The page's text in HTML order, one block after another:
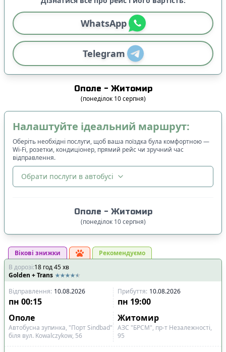
WhatsApp
Telegram
Ополе - Житомир
(понеділок 10 серпня)
Налаштуйте ідеальний маршрут:
Оберіть необхідні послуги, щоб ваша поїздка була комфортною —
Wi-Fi, розетки, кондиціонер, прямий рейс чи зручний час
відправлення.
Обрати послуги в автобусі
Спочатку дешевші
Час відправлення
Спочатку ранні
Спочатку вечірні
Час прибуття
Спочатку вечірні
Тривалість подорожі:
Ополе - Житомир
(понеділок 10 серпня)
Вікові знижки
Рекомендуємо
В дорозі:18 год45хв
Golden + Trans
Відправлення: 10.08.2026 Прибуття: 10.08.2026
пн 00:15 пн 19:00
Ополе
Житомир
Автобусна зупинка, "Порт Sindbad"
біля вул. Kowalczykow, 56
АЗС "БРСМ", пр-т Незалежності,
95